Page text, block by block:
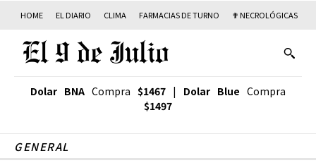
HOME EL DIARIO CLIMA FARMACIAS DE TURNO ✟ NECROLÓGICAS
Dolar BNA Compra $1467 | Dolar Blue Compra
$1497
GENERAL